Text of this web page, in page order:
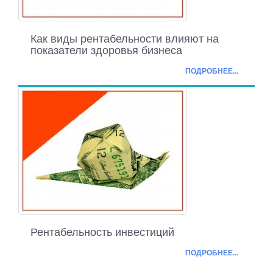
Как виды рентабельности влияют на
показатели здоровья бизнеса
ПОДРОБНЕЕ...
Рентабельность инвестиций
ПОДРОБНЕЕ...